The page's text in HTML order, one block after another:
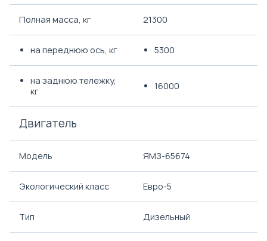
Полная масса, кг 21300
на переднюю ось, кг 5300
на заднюю тележку,
кг
16000
Двигатель
Модель ЯМЗ-65674
Экологический класс Евро-5
Тип Дизельный